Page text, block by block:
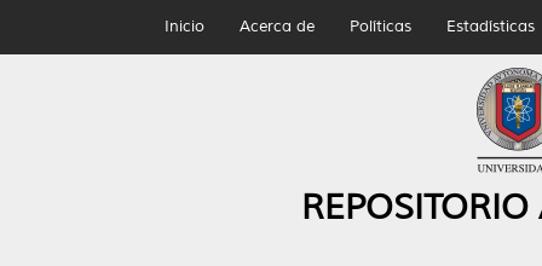
Inicio Acerca de Políticas Estadísticas